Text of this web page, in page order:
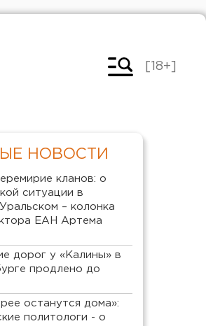
[18+]
НОВОСТИ
кланов: о
ситуации в
– колонка
ЕАН Артема
дорог у «Калины» в
продлено до
останутся дома»:
политологи - о